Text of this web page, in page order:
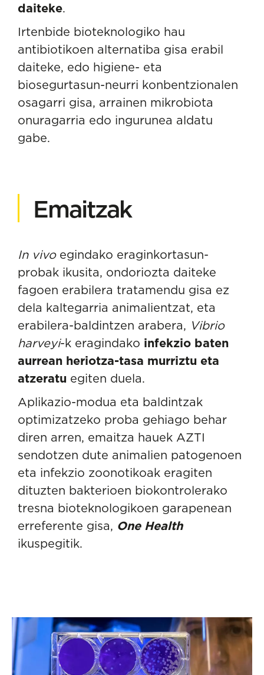
daiteke.
Irtenbide bioteknologiko hau
antibiotikoen alternatiba gisa erabil
daiteke, edo higiene- eta
biosegurtasun-neurri konbentzionalen
osagarri gisa, arrainen mikrobiota
onuragarria edo ingurunea aldatu
gabe.
Emaitzak
In vivoegindako eraginkortasun-
probak ikusita, ondoriozta daiteke
fagoen erabilera tratamendu gisa ez
dela kaltegarria animalientzat, eta
erabilera-baldintzen arabera, Vibrio
harveyi-k eragindako infekzio baten
aurrean heriotza-tasa murriztu eta
atzeratu egiten duela.
Aplikazio-modua eta baldintzak
optimizatzeko proba gehiago behar
diren arren, emaitza hauek AZTI
sendotzen dute animalien patogenoen
eta infekzio zoonotikoak eragiten
dituzten bakterioen biokontrolerako
tresna bioteknologikoen garapenean
erreferente gisa, One Health
ikuspegitik.